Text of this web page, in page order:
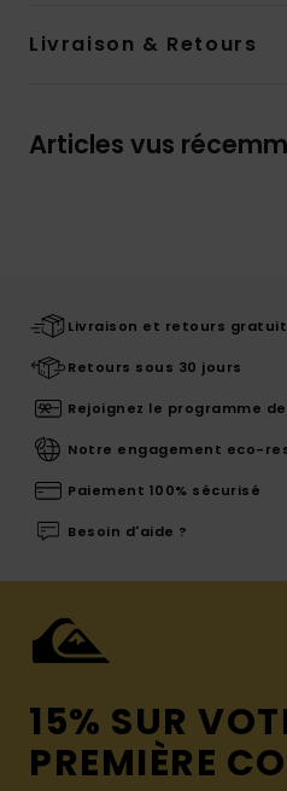
Livraison & Retours
Articles vus
Livraison et retours
Retours sous 30 jours
Rejoignez le programme
Notre engagement eco-
Paiement 100% sécurisé
Besoin d'aide ?
15% SUR
PREMIÈRE